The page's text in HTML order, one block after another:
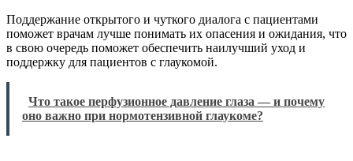
Поддержание открытого и чуткого диалога с пациентами
поможет врачам лучше понимать их опасения и ожидания, что
в свою очередь поможет обеспечить наилучший уход и
поддержку для пациентов с глаукомой.
Что такое перфузионное давление глаза — и почему
оно важно при нормотензивной глаукоме?